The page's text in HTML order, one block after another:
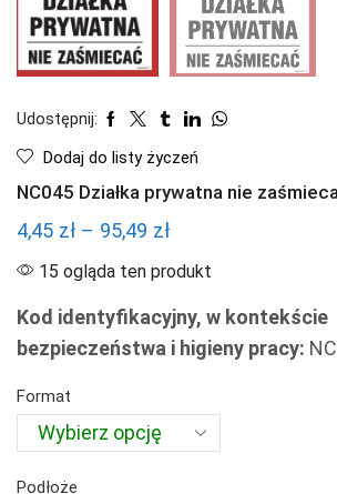
Udostępnij:
Dodaj do listy życzeń
NC045 Działka prywatna nie
4,45 zł – 95,49 złZakres
cen:
4,45 zł
do
15 ogląda ten produkt
Kod identyfikacyjny, w kontekście
bezpieczeństwa i higieny pracy:
Format
Podłoże